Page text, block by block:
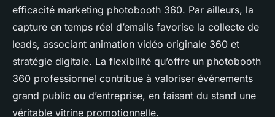
efficacité marketing photobooth 360. Par ailleurs, la
capture en temps réel d’emails favorise la collecte de
leads, associant animation vidéo originale 360 et
stratégie digitale. La flexibilité qu’offre un photobooth
360 professionnel contribue à valoriser événements
grand public ou d’entreprise, en faisant du stand une
véritable vitrine promotionnelle.